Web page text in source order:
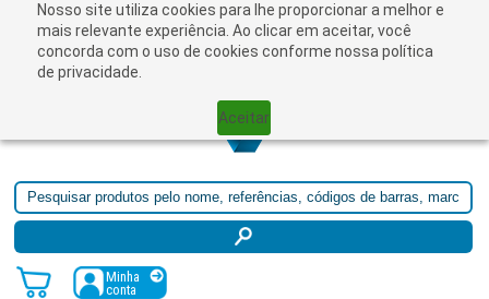
Nosso site utiliza cookies para lhe proporcionar a melhor e
mais relevante experiência. Ao clicar em aceitar, você
concorda com o uso de cookies conforme nossa política
de privacidade.
Aceitar
Minha
conta